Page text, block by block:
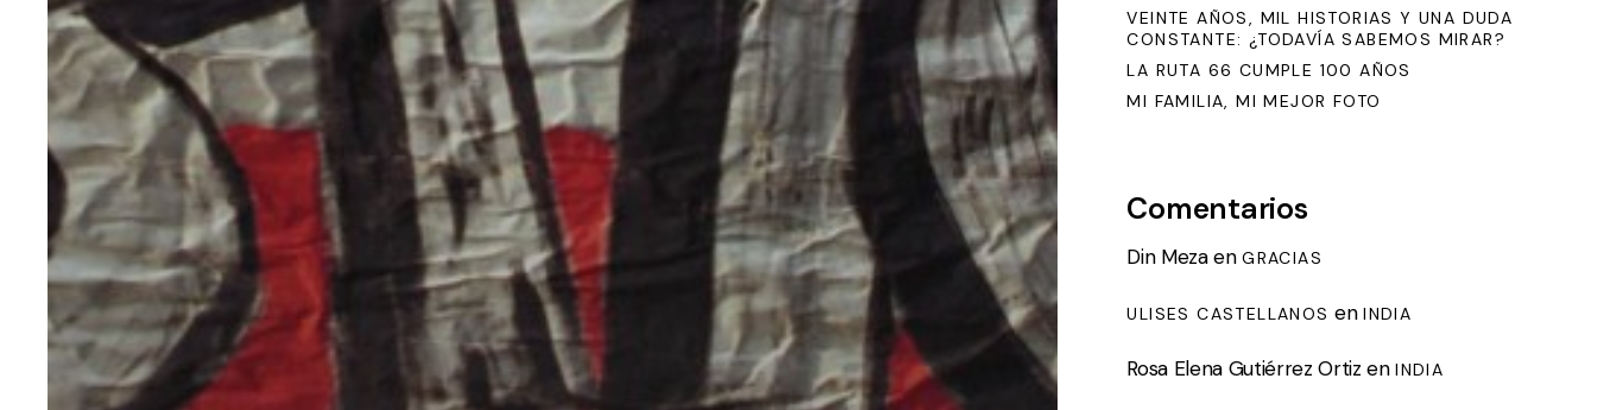
VEINTE AÑOS, MIL HISTORIAS Y UNA DUDA
CONSTANTE: ¿TODAVÍA SABEMOS MIRAR?
LA RUTA 66 CUMPLE 100 AÑOS
MI FAMILIA, MI MEJOR FOTO
Comentarios
Din MezaenGRACIAS
ULISES CASTELLANOS enINDIA
Rosa Elena Gutiérrez Ortiz enINDIA